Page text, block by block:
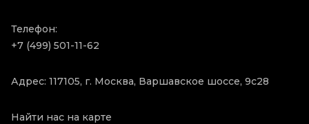
Телефон:
+7 (499) 501-11-62
Адрес: 117105, г. Москва, Варшавское шоссе, 9с28
Найти нас на карте